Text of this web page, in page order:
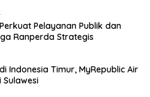
Pelayanan Publik dan
Ranperda Strategis
Indonesia Timur, MyRepublic Air